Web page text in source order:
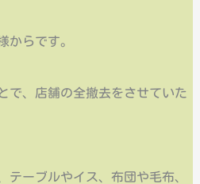
からです。
で、店舗の全撤去をさせていた
テーブルやイス、布団や毛布、